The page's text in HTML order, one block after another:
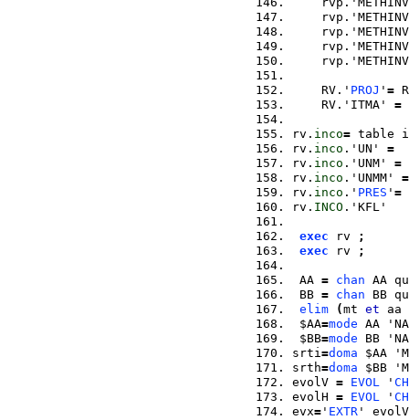
    RV.'
PROJ ' =
    RV.'ITMA'
=
rv. inco= table
rv. inco .'UN' =
rv. inco .'UNM' =
rv. inco .'UNMM' =
rv. inco .' PRES ' =
rv. INCO .'KFL'
exec rv
;
exec rv ;
AA = chan AA
BB = chan BB
elim
(mt et aa
$AA=mode AA
$BB=mode BB
srti=doma $AA
srth=doma $BB
evolV = EVOL '
evolH = EVOL '
evx= ' EXTR '